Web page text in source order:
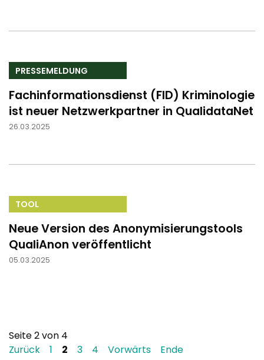
PRESSEMELDUNG
Fachinformationsdienst (FID) Kriminologie
ist neuer Netzwerkpartner in QualidataNet
26.03.2025
TOOL
Neue Version des Anonymisierungstools
QualiAnon veröffentlicht
05.03.2025
Seite 2 von 4
Zurück
1 2 3 4 Vorwärts Ende